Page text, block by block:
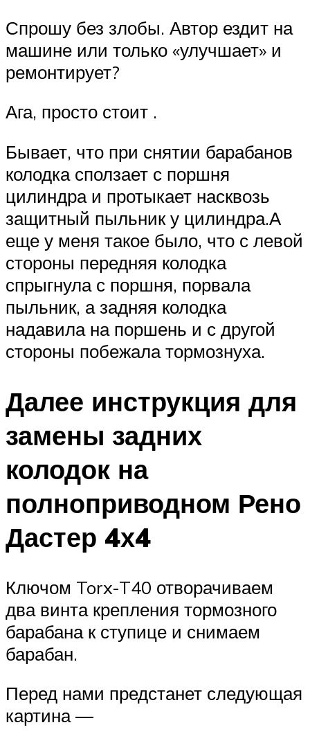
Спрошу без злобы. Автор ездит на
машине или только «улучшает» и
ремонтирует?
Ага, просто стоит .
Бывает, что при снятии барабанов
колодка сползает с поршня
цилиндра и протыкает насквозь
защитный пыльник у цилиндра.А
еще у меня такое было, что с левой
стороны передняя колодка
спрыгнула с поршня, порвала
пыльник, а задняя колодка
надавила на поршень и с другой
стороны побежала тормознуха.
Далее инструкция для
замены задних
колодок на
полноприводном Рено
Дастер 4х4
Ключом Torx-T40 отворачиваем
два винта крепления тормозного
барабана к ступице и снимаем
барабан.
Перед нами предстанет следующая
картина —